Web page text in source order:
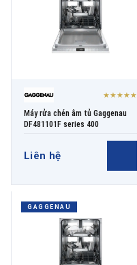
★★★★★
Máy rửa chén âm tủ Gaggenau
DF481101F series 400
Liên hệ
GAGGENAU